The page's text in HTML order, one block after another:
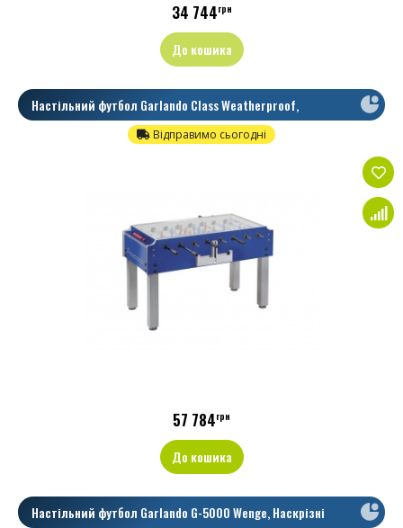
34 744грн
До кошика
Настільний футбол Garlando Class Weatherproof,
Відправимо сьогодні
57 784грн
До кошика
Настільний футбол Garlando G-5000 Wenge, Наскрізні